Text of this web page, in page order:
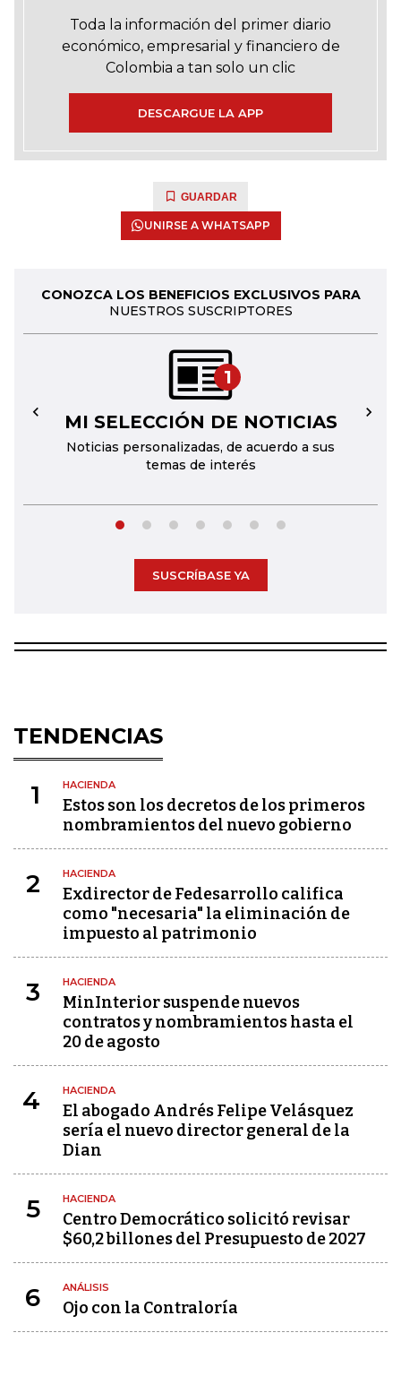
Toda la información del primer diario
económico, empresarial y financiero de
Colombia a tan solo un clic
DESCARGUE LA APP
GUARDAR
UNIRSE A WHATSAPP
CONOZCA LOS BENEFICIOS EXCLUSIVOS PARA
NUESTROS SUSCRIPTORES
1
MI SELECCIÓN DE NOTICIAS
Noticias personalizadas, de acuerdo a sus
temas de interés
← →
SUSCRÍBASE YA
TENDENCIAS
1 HACIENDA
Estos son los decretos de los primeros
nombramientos del nuevo gobierno
2 HACIENDA
Exdirector de Fedesarrollo califica
como "necesaria" la eliminación de
impuesto al patrimonio
3 HACIENDA
MinInterior suspende nuevos
contratos y nombramientos hasta el
20 de agosto
4 HACIENDA
El abogado Andrés Felipe Velásquez
sería el nuevo director general de la
Dian
5 HACIENDA
Centro Democrático solicitó revisar
$60,2 billones del Presupuesto de 2027
6 ANÁLISIS
Ojo con la Contraloría